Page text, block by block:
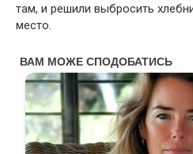
там, и решили выбросить
место.